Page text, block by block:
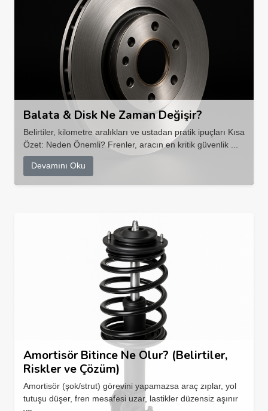
Balata & Disk Ne Zaman Değişir?
Belirtiler, kilometre aralıkları ve ustadan pratik ipuçları Kısa
Özet: Neden Önemli? Frenler, aracın en kritik güvenlik ...
Devamını Oku
Amortisör Bitince Ne Olur? (Belirtiler,
Riskler ve Çözüm)
Amortisör (şok/strut) görevini yapamazsa araç zıplar, yol
tutuşu düşer, fren mesafesi uzar, lastikler düzensiz aşınır